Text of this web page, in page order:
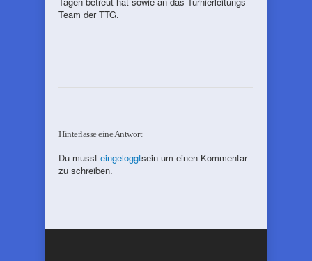
Team der TTG.
Hinterlasse eine Antwort
Du musst eingeloggtsein um einen Kommentar
zu schreiben.